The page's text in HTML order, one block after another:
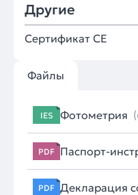
Другие
Сертификат CE
Файлы
IES Фотометрия
PDF Паспорт-
PDF Декларация